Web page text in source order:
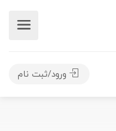
ورود/ثبت نام